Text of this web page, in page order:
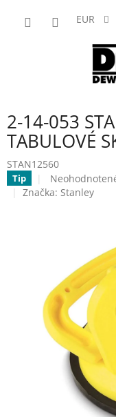
EUR
2-14-053
TABULOVÉ
STAN12560
Tip
Priemerné
hodnotenie
hviezdičiek.
Značka: Stanley